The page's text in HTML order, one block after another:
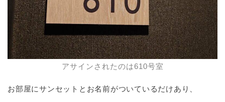
アサインされたのは610号室
お部屋にサンセットとお名前がついているだけあり、